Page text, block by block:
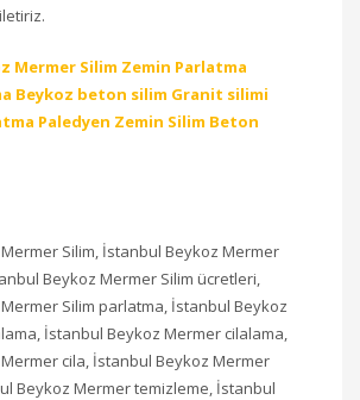
Mermer Silim Zemin Parlatma
Beykoz beton silim Granit silimi
Paledyen Zemin Silim Beton
Silim, İstanbul Beykoz Mermer
Beykoz Mermer Silim ücretleri,
Silim parlatma, İstanbul Beykoz
İstanbul Beykoz Mermer cilalama,
cila, İstanbul Beykoz Mermer
Beykoz Mermer temizleme, İstanbul